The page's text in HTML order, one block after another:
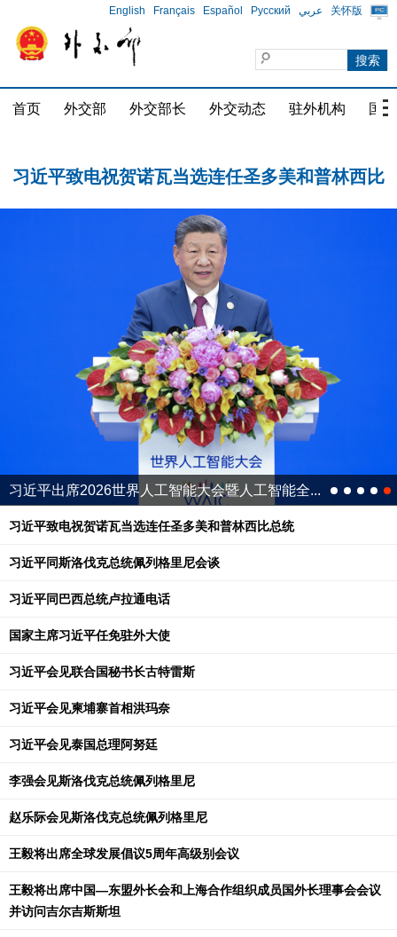
English Français Español Русский عربي 关怀版
首页 外交部 外交部长 外交动态 驻外机构 国
总统
习近平同斯洛伐克总统佩列格里尼会谈
习近平同巴西总统卢拉通电话
总统
习近平出席2026世界人工智能大会暨人工智能全...
习近平致电祝贺诺瓦当选连任圣多美和普林西比总统
习近平同斯洛伐克总统佩列格里尼会谈
习近平同巴西总统卢拉通电话
国家主席习近平任免驻外大使
习近平会见联合国秘书长古特雷斯
习近平会见柬埔寨首相洪玛奈
习近平会见泰国总理阿努廷
李强会见斯洛伐克总统佩列格里尼
赵乐际会见斯洛伐克总统佩列格里尼
王毅将出席全球发展倡议5周年高级别会议
王毅将出席中国—东盟外长会和上海合作组织成员国外长理事会会议
并访问吉尔吉斯斯坦